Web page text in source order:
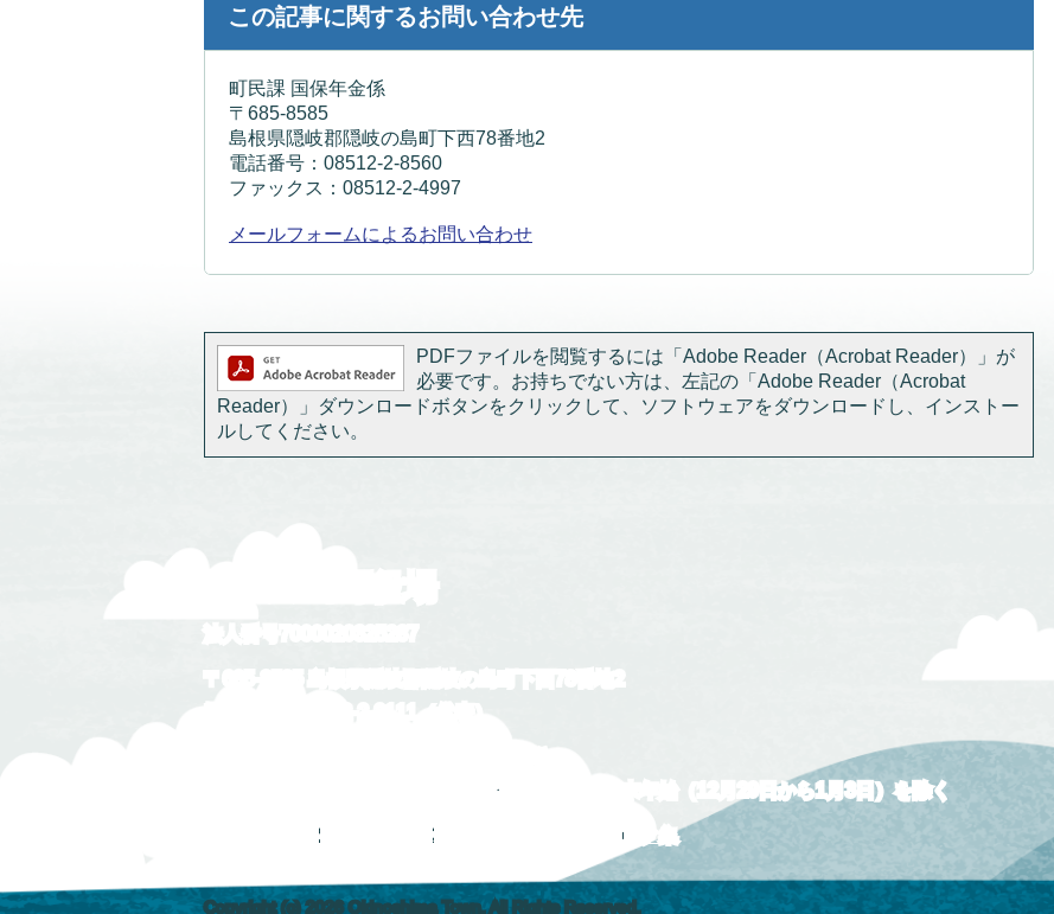
この記事に関するお問い合わせ先
町民課 国保年金係
〒685-8585
島根県隠岐郡隠岐の島町下西78番地2
電話番号：08512-2-8560
ファックス：08512-2-4997
メールフォームによるお問い合わせ
PDFファイルを閲覧するには「Adobe Reader（Acrobat Reader）」が
必要です。お持ちでない方は、左記の「Adobe Reader（Acrobat
Reader）」ダウンロードボタンをクリックして、ソフトウェアをダウンロードし、インストー
ルしてください。
開庁日：月曜日から金曜日 祝日・休日および年末年始（12月29日から1月3日）を除く
サイトマップ ホームページについて リンク集
Copyright (c) 2026 Okinoshima Town. All Rights Reserved.